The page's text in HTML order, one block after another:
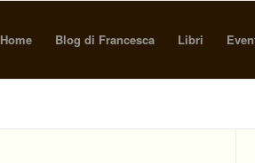
Home Blog di Francesca Libri